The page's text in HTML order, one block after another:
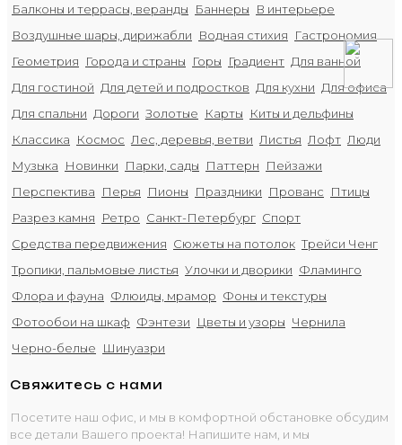
Балконы и террасы, веранды
Баннеры
В интерьере
Воздушные шары, дирижабли
Водная стихия
Гастрономия
Геометрия
Города и страны Горы Градиент Для ванной
Для гостиной Для детей и подростков Для кухни Для офиса
Для спальни Дороги Золотые Карты
Киты и дельфины
Классика
Космос Лес, деревья, ветви Листья Лофт Люди
Музыка
Новинки Парки, сады Паттерн
Пейзажи
Перспектива
Перья Пионы Праздники Прованс
Птицы
Разрез камня
Ретро Санкт-Петербург Спорт
Средства передвижения Сюжеты на потолок Трейси Ченг
Тропики, пальмовые листья Улочки и дворики Фламинго
Флора и фауна Флюиды, мрамор Фоны и текстуры
Фотообои на шкаф Фэнтези Цветы и узоры Чернила
Черно-белые
Шинуазри
Свяжитесь с нами
Посетите наш офис, и мы в комфортной обстановке обсудим
все детали Вашего проекта! Напишите нам, и мы